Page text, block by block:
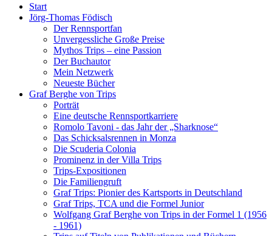
Start
Jörg-Thomas Födisch
Der Rennsportfan
Unvergessliche Große Preise
Mythos Trips – eine Passion
Der Buchautor
Mein Netzwerk
Neueste Bücher
Graf Berghe von Trips
Porträt
Eine deutsche Rennsportkarriere
Romolo Tavoni - das Jahr der „Sharknose“
Das Schicksalsrennen in Monza
Die Scuderia Colonia
Prominenz in der Villa Trips
Trips-Expositionen
Die Familiengruft
Graf Trips: Pionier des Kartsports in Deutschland
Graf Trips, TCA und die Formel Junior
Wolfgang Graf Berghe von Trips in der Formel 1 (1956
- 1961)